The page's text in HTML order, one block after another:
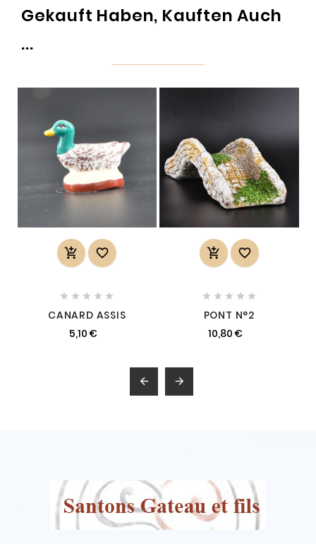
Gekauft Haben, Kauften Auch
...
 
    
CANARD ASSIS
5,10 €
 
    
PONT N°2
10,80 €
 